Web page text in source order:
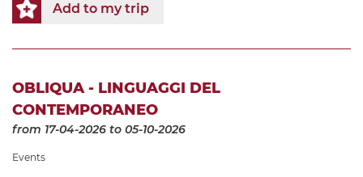
Add to my trip
OBLIQUA - LINGUAGGI DEL
CONTEMPORANEO
from 17-04-2026 to 05-10-2026
Events